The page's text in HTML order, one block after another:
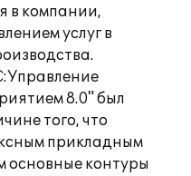
в компании,
услуг в
8.0" был
того, что
прикладным
контуры